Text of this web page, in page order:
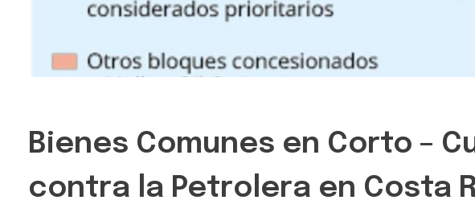
Bienes Comunes en Corto –
contra la Petrolera en Costa